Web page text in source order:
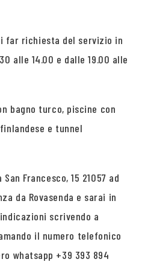
far richiesta del servizio in
alle 14.00 e dalle 19.00 alle
bagno turco, piscine con
e tunnel
Francesco, 15 21057 ad
da Rovasenda e sarai in
scrivendo a
il numero telefonico
whatsapp +39 393 894